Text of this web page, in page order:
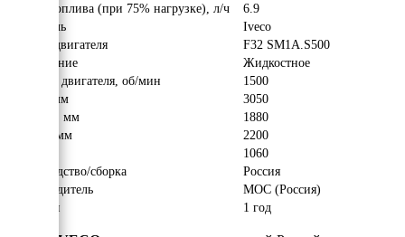
Расход топлива (при 75% нагрузке), л/ч
6.9
Двигатель
Iveco
Модель двигателя
F32 SM1A.S500
Охлаждение
Жидкостное
Обороты двигателя, об/мин
1500
Длина, мм
3050
Ширина, мм
1880
Высота, мм
2200
1060
Производство/сборка
Россия
Производитель
МОС (Россия)
Гарантия
1 год